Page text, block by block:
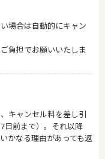
場合は自動的にキャン
負担でお願いいたしま
キャンセル料を差し引
日前まで）。それ以降
かなる理由があっても返